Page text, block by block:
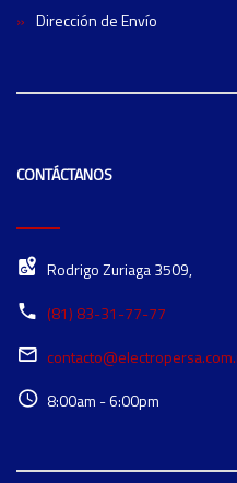
Dirección de Envío
CONTÁCTANOS
Rodrigo Zuriaga 3509,
(81) 83-31-77-77
8:00am - 6:00pm